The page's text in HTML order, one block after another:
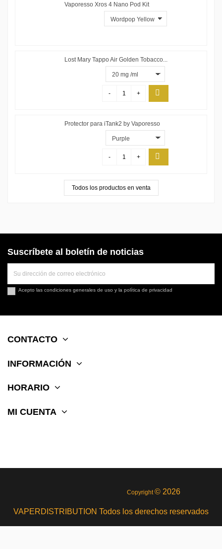
Vaporesso Xros 4 Nano Pod Kit
Lost Mary Tappo Air Golden Tobacco...
- +
Protector para iTank2 by Vaporesso
- +
Todos los productos en venta
Suscríbete al boletín de noticias
Acepto las condiciones generales de uso y la política de privacidad
CONTACTO
INFORMACIÓN
HORARIO
MI CUENTA
Copyright© 2026
VAPERDISTRIBUTION Todos los derechos reservados